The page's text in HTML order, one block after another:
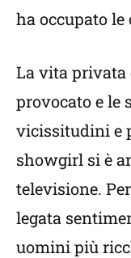
ha occupato le
La vita privata
provocato e le
vicissitudini e
showgirl si è
televisione.
legata
uomini più